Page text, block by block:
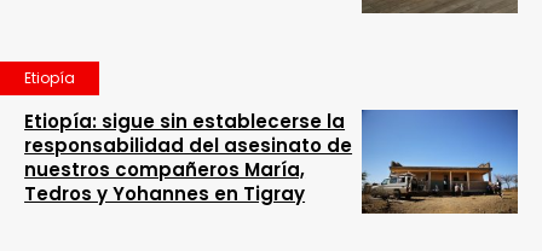
Etiopía
Etiopía: sigue sin establecerse la
responsabilidad del asesinato de
nuestros compañeros María,
Tedros y Yohannes en Tigray